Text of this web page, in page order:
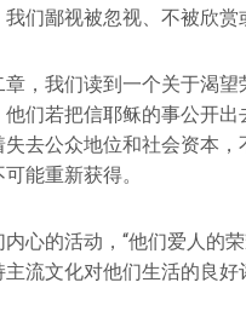
们鄙视被忽视、不被欣赏
，我们读到一个关于渴
们若把信耶稣的事公开
去公众地位和社会资本
能重新获得。
心的活动，“他们爱人的
流文化对他们生活的良好